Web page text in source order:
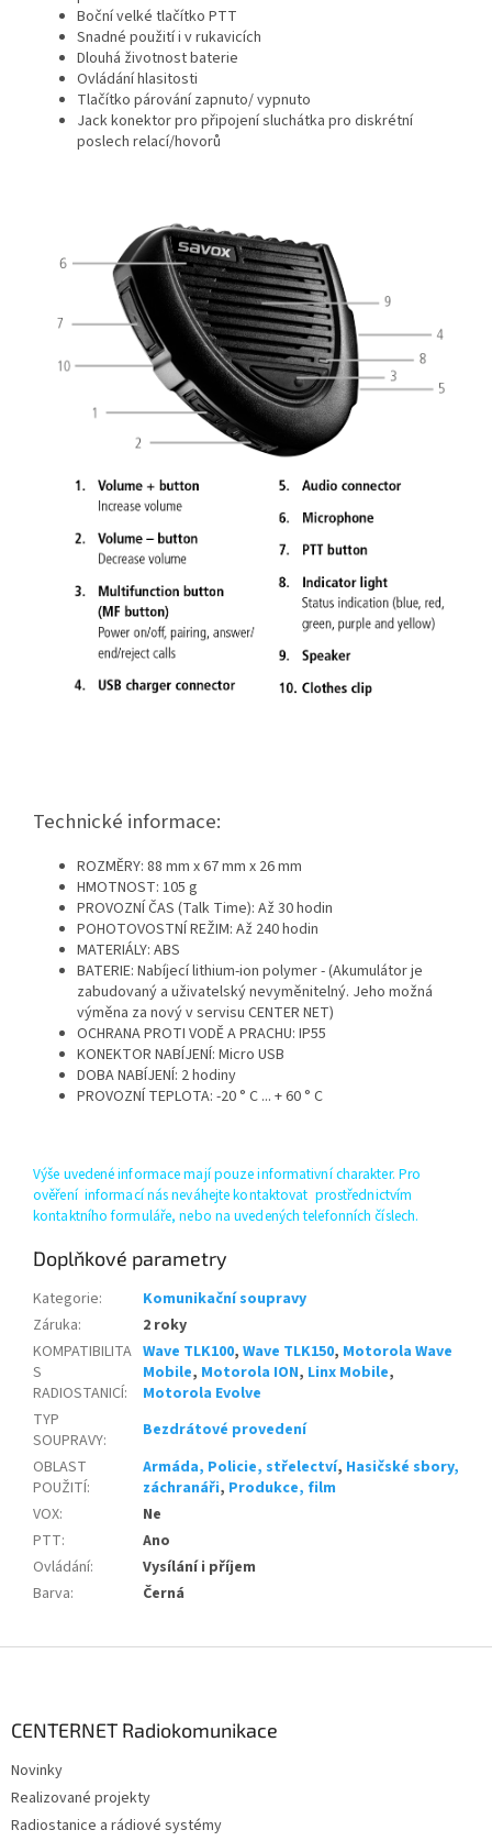
Boční velké tlačítko PTT
Snadné použití i v rukavicích
Dlouhá životnost baterie
Ovládání hlasitosti
Tlačítko párování zapnuto/ vypnuto
Jack konektor pro připojení sluchátka pro diskrétní
poslech relací/hovorů
Technické informace:
ROZMĚRY: 88 mm x 67 mm x 26 mm
HMOTNOST: 105 g
PROVOZNÍ ČAS (Talk Time): Až 30 hodin
POHOTOVOSTNÍ REŽIM: Až 240 hodin
MATERIÁLY: ABS
BATERIE: Nabíjecí lithium-ion polymer - (Akumulátor je
zabudovaný a uživatelský nevyměnitelný. Jeho možná
výměna za nový v servisu CENTER NET)
OCHRANA PROTI VODĚ A PRACHU: IP55
KONEKTOR NABÍJENÍ: Micro USB
DOBA NABÍJENÍ: 2 hodiny
PROVOZNÍ TEPLOTA: -20 ° C ... + 60 ° C
Výše uvedené informace mají pouze informativní charakter. Pro
ověření informací nás neváhejte kontaktovat prostřednictvím
kontaktního formuláře, nebo na uvedených telefonních číslech.
Doplňkové parametry
Kategorie:
Komunikační soupravy
Záruka:
2 roky
KOMPATIBILITA
S
RADIOSTANICÍ:
Wave TLK100, Wave TLK150, Motorola Wave
Mobile, Motorola ION, Linx Mobile,
Motorola Evolve
TYP
SOUPRAVY:
Bezdrátové provedení
OBLAST
POUŽITÍ:
Armáda, Policie, střelectví, Hasičské sbory,
záchranáři, Produkce, film
VOX:
Ne
PTT:
Ano
Ovládání:
Vysílání i příjem
Barva: Černá
CENTERNET Radiokomunikace
Novinky
Realizované projekty
Radiostanice a rádiové systémy